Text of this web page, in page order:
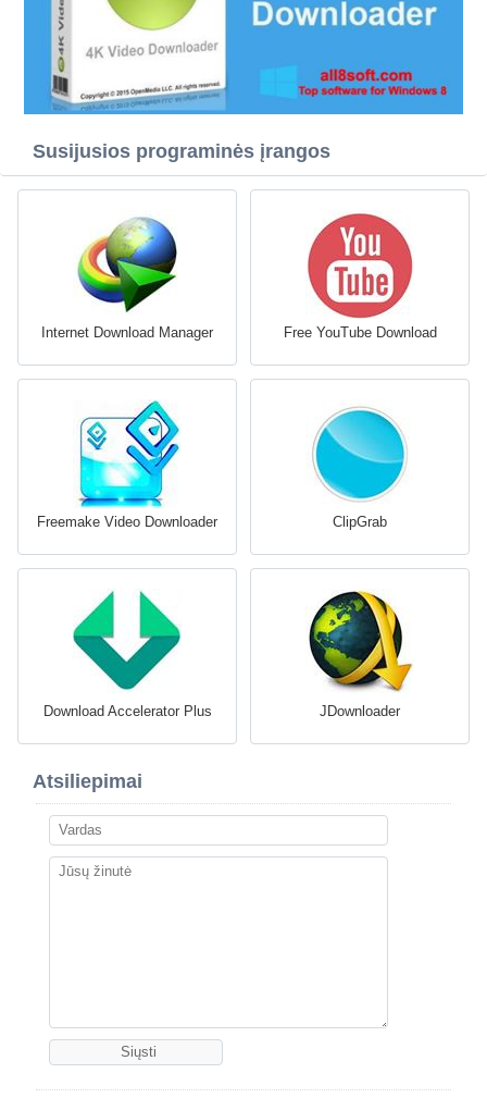
Susijusios programinės įrangos
Internet Download Manager Free YouTube Download
Freemake Video Downloader ClipGrab
Download Accelerator Plus JDownloader
Atsiliepimai